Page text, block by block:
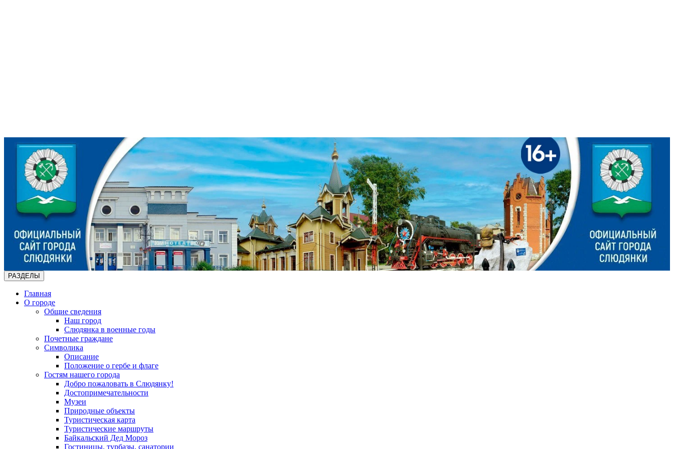
РАЗДЕЛЫ
Главная
О городе
Общие сведения
Наш город
Слюдянка в военные годы
Почетные граждане
Символика
Описание
Положение о гербе и флаге
Гостям нашего города
Добро пожаловать в Слюдянку!
Достопримечательности
Музеи
Природные объекты
Туристическая карта
Туристические маршруты
Байкальский Дед Мороз
Гостиницы, турбазы, санатории